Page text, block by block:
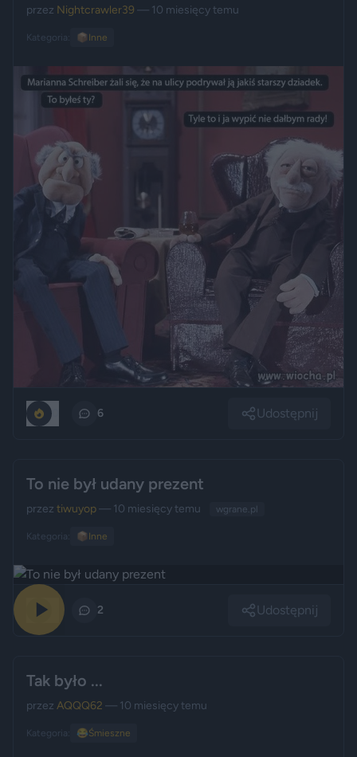
przez Nightcrawler39 — 10 miesięcy temu
Kategoria: 📦 Inne
6 Udostępnij
To nie był udany prezent
przez tiwuyop— 10 miesięcy temu wgrane.pl
Kategoria: 📦 Inne
2 Udostępnij
Tak było ...
przez AQQQ62 — 10 miesięcy temu
Kategoria: 😂Śmieszne